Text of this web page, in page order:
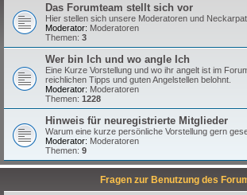
Das Forumteam stellt sich vor
Hier stellen sich unsere Moderatoren und
Moderator: Moderatoren
Themen: 3
Wer bin Ich und wo angle Ich
Eine Kurze Vorstellung und wo ihr angelt ist im
reichlichen Tipps und guten Angelstellen belohnt.
Moderator: Moderatoren
Themen: 1228
Hinweis für neuregistrierte Mitglieder
Warum eine kurze persönliche Vorstellung gern
Moderator: Moderatoren
Themen: 9
Fragen zur Benutzung des